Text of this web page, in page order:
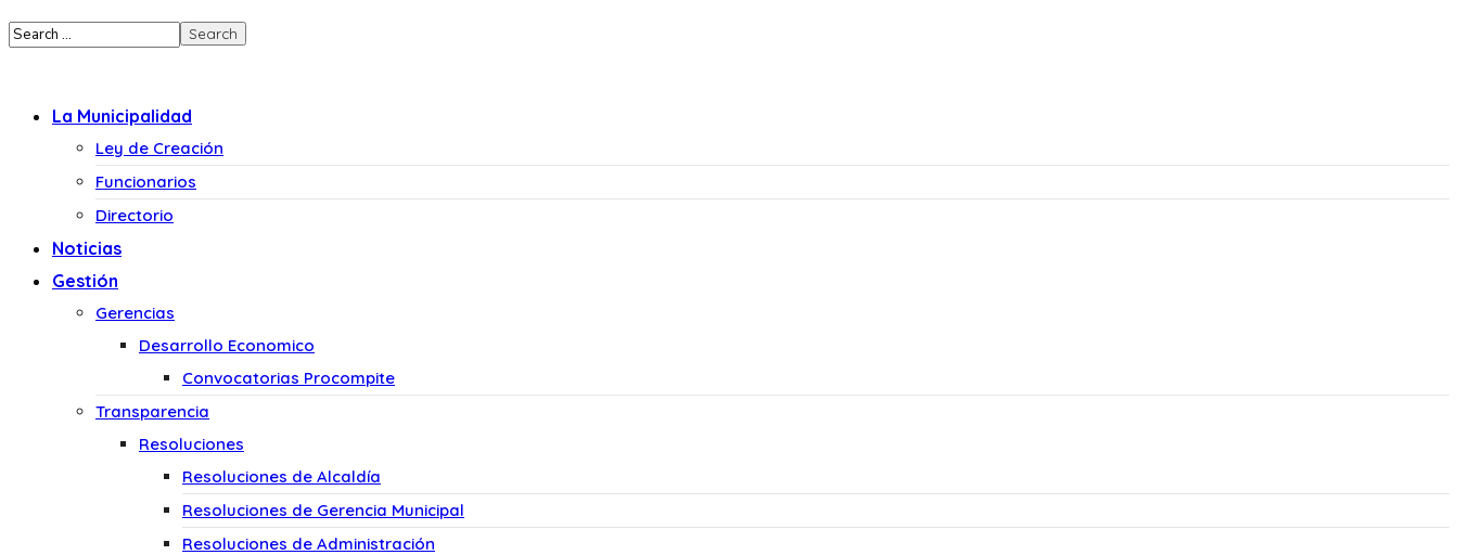
La Municipalidad
Ley de Creación
Funcionarios
Directorio
Noticias
Gestión
Gerencias
Desarrollo Economico
Convocatorias Procompite
Transparencia
Resoluciones
Resoluciones de Alcaldía
Resoluciones de Gerencia Municipal
Resoluciones de Administración